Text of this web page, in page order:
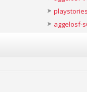
aggelosf-